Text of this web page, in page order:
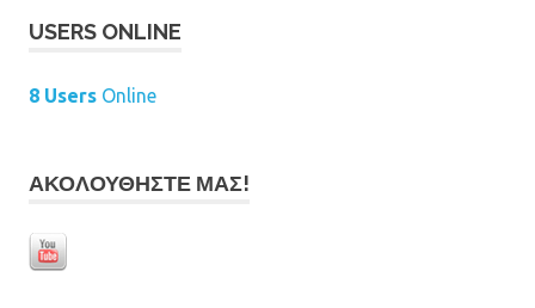
USERS ONLINE
8 Users Online
ΑΚΟΛΟΥΘΉΣΤΕ ΜΑΣ!